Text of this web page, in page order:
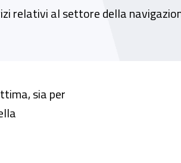
relativi al settore della
sia per